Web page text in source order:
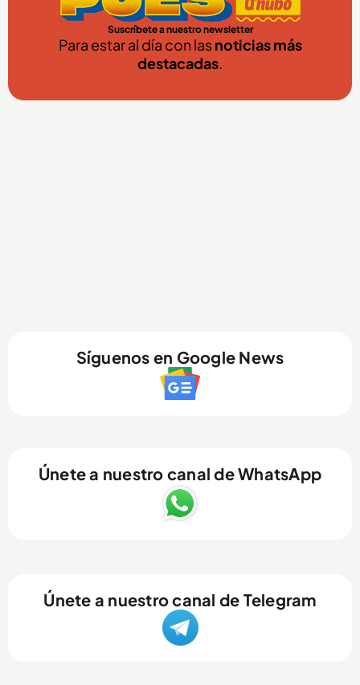
Suscríbete a nuestro newsletter
Para estar al día con lasnoticias más
destacadas.
Síguenos en Google News
Únete a nuestro canal de WhatsApp
Únete a nuestro canal de Telegram